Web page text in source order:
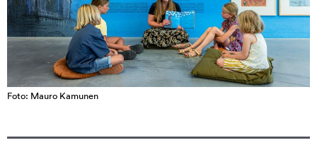
Foto: Mauro Kamunen